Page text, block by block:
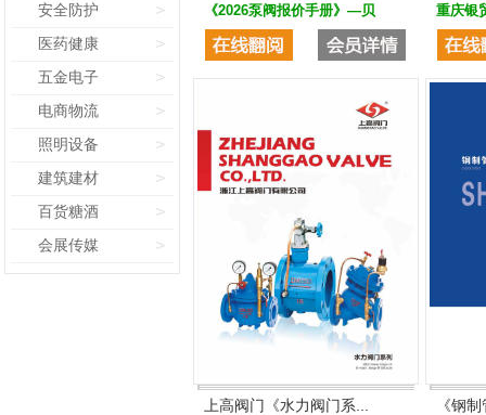
安全防护 >
医药健康 >
五金电子 >
电商物流 >
照明设备 >
建筑建材 >
百货糖酒 >
会展传媒 >
《2026泵阀报价手册》—贝 重庆银
上高阀门《水力阀门系... 《钢